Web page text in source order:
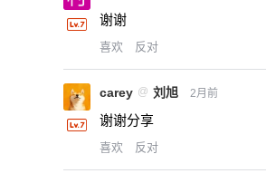
谢谢
喜欢 反对
carey @ 刘旭 2月前
谢谢分享
喜欢 反对